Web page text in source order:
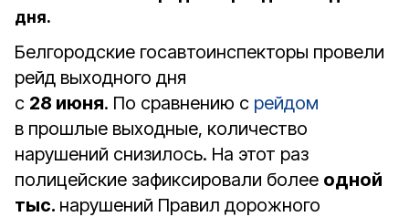
дня.
Белгородские госавтоинспекторы провели
рейд выходного дня
с 28 июня. По сравнению с рейдом
в прошлые выходные, количество
нарушений снизилось. На этот раз
полицейские зафиксировали более одной
тыс. нарушений Правил дорожного